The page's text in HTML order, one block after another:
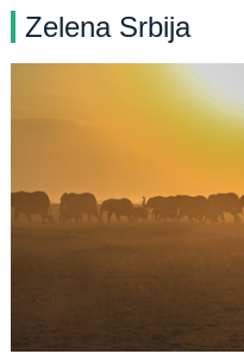
Zelena Srbija